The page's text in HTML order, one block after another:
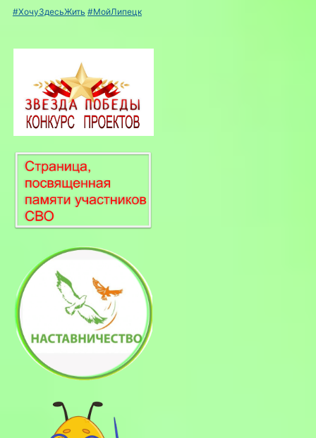
#ХочуЗдесьЖить #МойЛипецк